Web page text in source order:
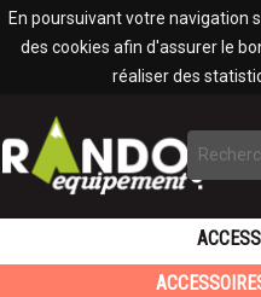
En poursuivant votre navigation
des cookies afin d'assurer le
réaliser des
Panneau de gestion des cookies